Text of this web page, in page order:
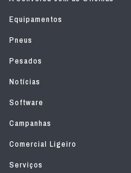
Equipamentos
Pneus
Pesados
Notícias
Software
Campanhas
Comercial Ligeiro
Serviços